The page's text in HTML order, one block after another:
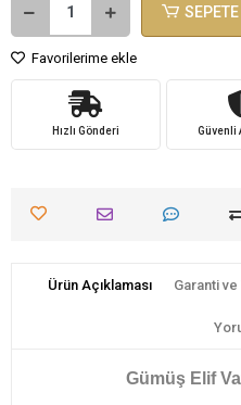
Favorilerime ekle
Hızlı Gönderi Güvenli
Ürün Açıklaması Garanti
Gümüş Elif